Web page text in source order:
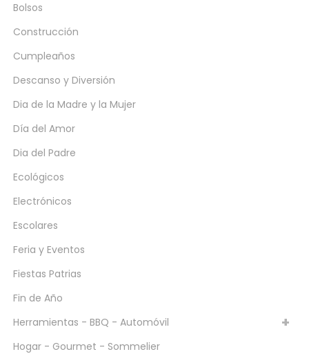
Bolsos
Construcción
Cumpleaños
Descanso y Diversión
Dia de la Madre y la Mujer
Día del Amor
Dia del Padre
Ecológicos
Electrónicos
Escolares
Feria y Eventos
Fiestas Patrias
Fin de Año
Herramientas - BBQ - Automóvil
Hogar - Gourmet - Sommelier